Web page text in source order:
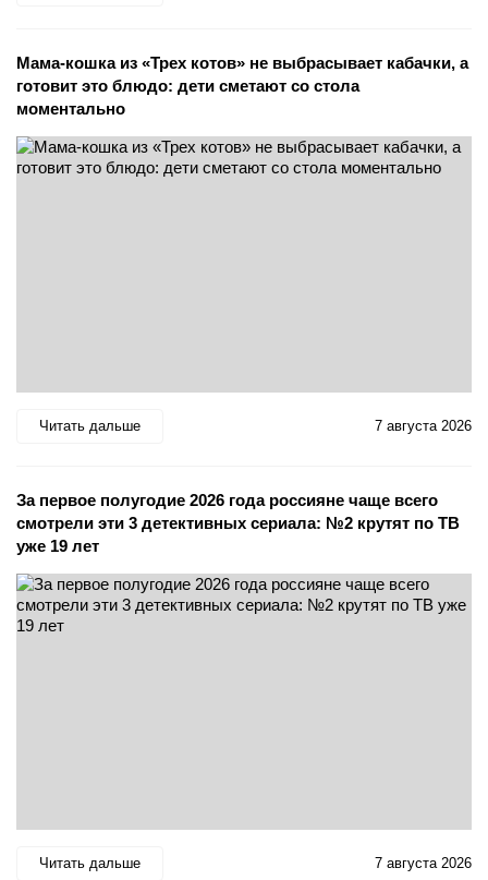
Мама-кошка из «Трех котов» не выбрасывает кабачки, а
готовит это блюдо: дети сметают со стола
моментально
Читать дальше 7 августа 2026
За первое полугодие 2026 года россияне чаще всего
смотрели эти 3 детективных сериала: №2 крутят по ТВ
уже 19 лет
Читать дальше 7 августа 2026